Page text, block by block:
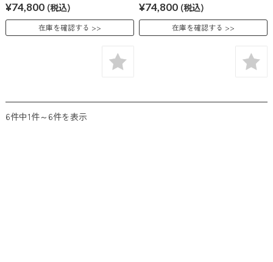
¥74,800 (税込)
在庫を確認する
¥74,800 (税込)
在庫を確認する
6件中1件～6件を表示